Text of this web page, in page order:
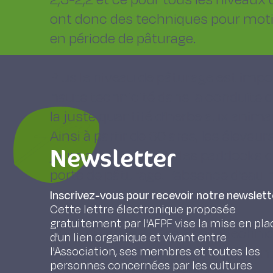
ont donc des techniques pour
en période de pâturage.
la juste quantité d’herbe aux
Ainsi à partir de 30 ares, les
jours avec fil avant, des paddocks
porte de pâturage. L’absence
vaches : 80% ont des points d’eau
Suite du projet - Des fiches
conduite du pâturage,
Newsletter
Inscrivez-vous pour recevoir notre
Cette lettre électronique proposée
gratuitement par l'AFPF vise la mise en
d'un lien organique et vivant entre
l'Association, ses membres et toutes les
personnes concernées par les cultures